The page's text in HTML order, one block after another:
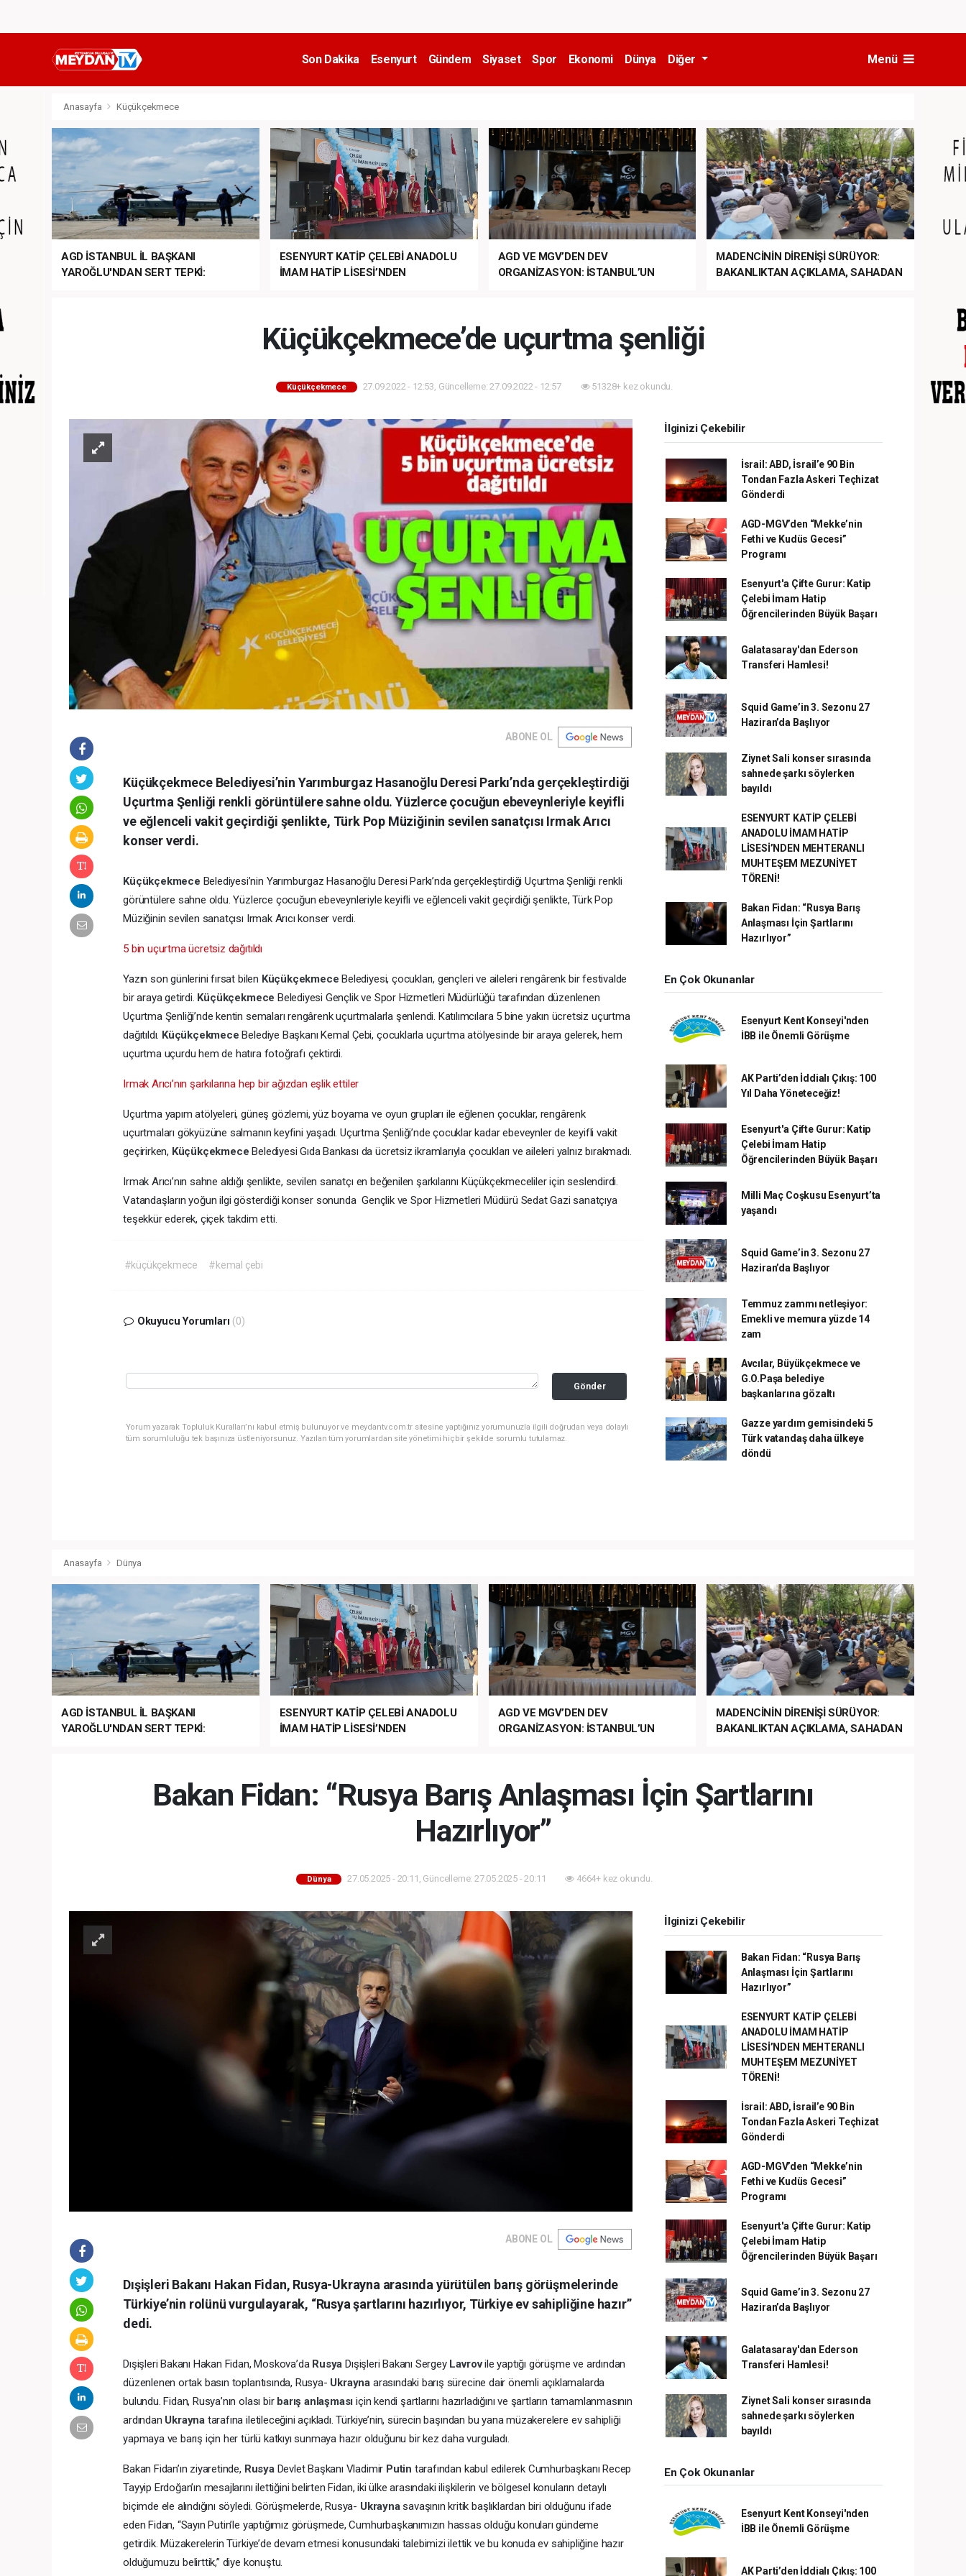
Son Dakika Esenyurt Gündem Siyaset Spor Ekonomi Dünya Diğer Menü
Anasayfa Küçükçekmece
AGD İSTANBUL İL BAŞKANI
YAROĞLU'NDAN SERT TEPKİ:
ESENYURT KATİP ÇELEBİ ANADOLU
İMAM HATİP LİSESİ’NDEN
AGD VE MGV’DEN DEV
ORGANİZASYON: İSTANBUL’UN
MADENCİNİN DİRENİŞİ SÜRÜYOR:
BAKANLIKTAN AÇIKLAMA, SAHADAN
Küçükçekmece’de uçurtma şenliği
Küçükçekmece 27.09.2022 - 12:53, Güncelleme: 27.09.2022 - 12:57 51328+ kez okundu.
ABONE OL
Küçükçekmece Belediyesi’nin Yarımburgaz Hasanoğlu Deresi Parkı’nda gerçekleştirdiği
Uçurtma Şenliği renkli görüntülere sahne oldu. Yüzlerce çocuğun ebeveynleriyle keyifli
ve eğlenceli vakit geçirdiği şenlikte, Türk Pop Müziğinin sevilen sanatçısı Irmak Arıcı
konser verdi.
Küçükçekmece Belediyesi’nin Yarımburgaz Hasanoğlu Deresi Parkı’nda gerçekleştirdiği Uçurtma Şenliği renkli
görüntülere sahne oldu. Yüzlerce çocuğun ebeveynleriyle keyifli ve eğlenceli vakit geçirdiği şenlikte, Türk Pop
Müziğinin sevilen sanatçısı Irmak Arıcı konser verdi.
5 bin uçurtma ücretsiz dağıtıldı
Yazın son günlerini fırsat bilen KüçükçekmeceBelediyesi, çocukları, gençleri ve aileleri rengârenk bir festivalde
bir araya getirdi. Küçükçekmece Belediyesi Gençlik ve Spor Hizmetleri Müdürlüğü tarafından düzenlenen
Uçurtma Şenliği’nde kentin semaları rengârenk uçurtmalarla şenlendi. Katılımcılara 5 bine yakın ücretsiz uçurtma
dağıtıldı. KüçükçekmeceBelediye Başkanı Kemal Çebi, çocuklarla uçurtma atölyesinde bir araya gelerek, hem
uçurtma uçurdu hem de hatıra fotoğrafı çektirdi.
Irmak Arıcı’nın şarkılarına hep bir ağızdan eşlik ettiler
Uçurtma yapım atölyeleri, güneş gözlemi, yüz boyama ve oyun grupları ile eğlenen çocuklar, rengârenk
uçurtmaları gökyüzüne salmanın keyfini yaşadı. Uçurtma Şenliği’nde çocuklar kadar ebeveynler de keyifli vakit
geçirirken, KüçükçekmeceBelediyesi Gıda Bankası da ücretsiz ikramlarıyla çocukları ve aileleri yalnız bırakmadı.
Irmak Arıcı’nın sahne aldığı şenlikte, sevilen sanatçı en beğenilen şarkılarını Küçükçekmeceliler için seslendirdi.
Vatandaşların yoğun ilgi gösterdiği konser sonunda Gençlik ve Spor Hizmetleri Müdürü Sedat Gazi sanatçıya
teşekkür ederek, çiçek takdim etti.
#küçükçekmece #kemal çebi
Okuyucu Yorumları (0)
Gönder
Yorum yazarak Topluluk Kuralları’nı kabul etmiş bulunuyor ve meydantv.com.tr sitesine yaptığınız yorumunuzla ilgili doğrudan veya dolaylı
tüm sorumluluğu tek başınıza üstleniyorsunuz. Yazılan tüm yorumlardan site yönetimi hiçbir şekilde sorumlu tutulamaz.
İlginizi Çekebilir
İsrail: ABD, İsrail’e 90 Bin
Tondan Fazla Askeri Teçhizat
Gönderdi
AGD-MGV’den “Mekke’nin
Fethi ve Kudüs Gecesi”
Programı
Esenyurt'a Çifte Gurur: Katip
Çelebi İmam Hatip
Öğrencilerinden Büyük Başarı
Galatasaray'dan Ederson
Transferi Hamlesi!
Squid Game’in 3. Sezonu 27
Haziran’da Başlıyor
Ziynet Sali konser sırasında
sahnede şarkı söylerken
bayıldı
ESENYURT KATİP ÇELEBİ
ANADOLU İMAM HATİP
LİSESİ’NDEN MEHTERANLI
MUHTEŞEM MEZUNİYET
TÖRENİ!
Bakan Fidan: “Rusya Barış
Anlaşması İçin Şartlarını
Hazırlıyor”
En Çok Okunanlar
Esenyurt Kent Konseyi'nden
İBB ile Önemli Görüşme
AK Parti’den İddialı Çıkış: 100
Yıl Daha Yöneteceğiz!
Esenyurt'a Çifte Gurur: Katip
Çelebi İmam Hatip
Öğrencilerinden Büyük Başarı
Milli Maç Coşkusu Esenyurt’ta
yaşandı
Squid Game’in 3. Sezonu 27
Haziran’da Başlıyor
Temmuz zammı netleşiyor:
Emekli ve memura yüzde 14
zam
Avcılar, Büyükçekmece ve
G.O.Paşa belediye
başkanlarına gözaltı
Gazze yardım gemisindeki 5
Türk vatandaş daha ülkeye
döndü
Anasayfa Dünya
AGD İSTANBUL İL BAŞKANI
YAROĞLU'NDAN SERT TEPKİ:
ESENYURT KATİP ÇELEBİ ANADOLU
İMAM HATİP LİSESİ’NDEN
AGD VE MGV’DEN DEV
ORGANİZASYON: İSTANBUL’UN
MADENCİNİN DİRENİŞİ SÜRÜYOR:
BAKANLIKTAN AÇIKLAMA, SAHADAN
Bakan Fidan: “Rusya Barış Anlaşması İçin Şartlarını
Hazırlıyor”
Dünya 27.05.2025 - 20:11, Güncelleme: 27.05.2025 - 20:11 4664+ kez okundu.
ABONE OL
Dışişleri Bakanı Hakan Fidan, Rusya-Ukrayna arasında yürütülen barış görüşmelerinde
Türkiye’nin rolünü vurgulayarak, “Rusya şartlarını hazırlıyor, Türkiye ev sahipliğine hazır”
dedi.
Dışişleri Bakanı Hakan Fidan, Moskova’da RusyaDışişleri Bakanı Sergey Lavrovile yaptığı görüşme ve ardından
düzenlenen ortak basın toplantısında, Rusya- Ukrayna arasındaki barış sürecine dair önemli açıklamalarda
bulundu. Fidan, Rusya’nın olası bir barış anlaşmasıiçin kendi şartlarını hazırladığını ve şartların tamamlanmasının
ardından Ukrayna tarafına iletileceğini açıkladı. Türkiye’nin, sürecin başından bu yana müzakerelere ev sahipliği
yapmaya ve barış için her türlü katkıyı sunmaya hazır olduğunu bir kez daha vurguladı.
Bakan Fidan’ın ziyaretinde, Rusya Devlet Başkanı Vladimir Putin tarafından kabul edilerek Cumhurbaşkanı Recep
Tayyip Erdoğan’ın mesajlarını ilettiğini belirten Fidan, iki ülke arasındaki ilişkilerin ve bölgesel konuların detaylı
biçimde ele alındığını söyledi. Görüşmelerde, Rusya- Ukraynasavaşının kritik başlıklardan biri olduğunu ifade
eden Fidan, “Sayın Putin’le yaptığımız görüşmede, Cumhurbaşkanımızın hassas olduğu konuları gündeme
getirdik. Müzakerelerin Türkiye’de devam etmesi konusundaki talebimizi ilettik ve bu konuda ev sahipliğine hazır
olduğumuzu belirttik,” diye konuştu.
İlginizi Çekebilir
Bakan Fidan: “Rusya Barış
Anlaşması İçin Şartlarını
Hazırlıyor”
ESENYURT KATİP ÇELEBİ
ANADOLU İMAM HATİP
LİSESİ’NDEN MEHTERANLI
MUHTEŞEM MEZUNİYET
TÖRENİ!
İsrail: ABD, İsrail’e 90 Bin
Tondan Fazla Askeri Teçhizat
Gönderdi
AGD-MGV’den “Mekke’nin
Fethi ve Kudüs Gecesi”
Programı
Esenyurt'a Çifte Gurur: Katip
Çelebi İmam Hatip
Öğrencilerinden Büyük Başarı
Squid Game’in 3. Sezonu 27
Haziran’da Başlıyor
Galatasaray'dan Ederson
Transferi Hamlesi!
Ziynet Sali konser sırasında
sahnede şarkı söylerken
bayıldı
En Çok Okunanlar
Esenyurt Kent Konseyi'nden
İBB ile Önemli Görüşme
AK Parti’den İddialı Çıkış: 100